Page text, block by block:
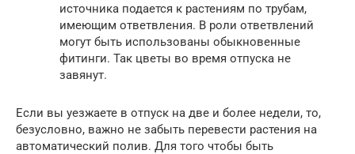
источника подается к растениям по трубам,
имеющим ответвления. В роли ответвлений
могут быть использованы обыкновенные
фитинги. Так цветы во время отпуска не
завянут.
Если вы уезжаете в отпуск на две и более недели, то,
безусловно, важно не забыть перевести растения на
автоматический полив. Для того чтобы быть